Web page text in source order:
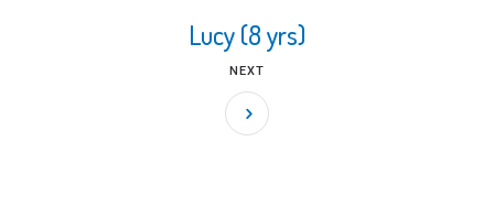
Lucy (8 yrs)
NEXT